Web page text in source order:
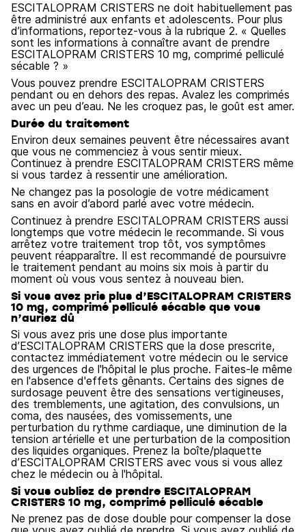
ESCITALOPRAM CRISTERS ne doit habituellement pas
être administré aux enfants et adolescents. Pour plus
d’informations, reportez-vous à la rubrique 2. « Quelles
sont les informations à connaître avant de prendre
ESCITALOPRAM CRISTERS 10 mg, comprimé pelliculé
sécable ? »
Vous pouvez prendre ESCITALOPRAM CRISTERS
pendant ou en dehors des repas. Avalez les comprimés
avec un peu d’eau. Ne les croquez pas, le goût est amer.
Durée du traitement
Environ deux semaines peuvent être nécessaires avant
que vous ne commenciez à vous sentir mieux.
Continuez à prendre ESCITALOPRAM CRISTERS même
si vous tardez à ressentir une amélioration.
Ne changez pas la posologie de votre médicament
sans en avoir d’abord parlé avec votre médecin.
Continuez à prendre ESCITALOPRAM CRISTERS aussi
longtemps que votre médecin le recommande. Si vous
arrêtez votre traitement trop tôt, vos symptômes
peuvent réapparaître. Il est recommandé de poursuivre
le traitement pendant au moins six mois à partir du
moment où vous vous sentez à nouveau bien.
Si vous avez pris plus d’ESCITALOPRAM CRISTERS
10 mg, comprimé pelliculé sécable que vous
n’auriez dû
Si vous avez pris une dose plus importante
d’ESCITALOPRAM CRISTERS que la dose prescrite,
contactez immédiatement votre médecin ou le service
des urgences de l'hôpital le plus proche. Faites-le même
en l'absence d'effets gênants. Certains des signes de
surdosage peuvent être des sensations vertigineuses,
des tremblements, une agitation, des convulsions, un
coma, des nausées, des vomissements, une
perturbation du rythme cardiaque, une diminution de la
tension artérielle et une perturbation de la composition
des liquides organiques. Prenez la boîte/plaquette
d’ESCITALOPRAM CRISTERS avec vous si vous allez
chez le médecin ou à l'hôpital.
Si vous oubliez de prendre ESCITALOPRAM
CRISTERS 10 mg, comprimé pelliculé sécable
Ne prenez pas de dose double pour compenser la dose